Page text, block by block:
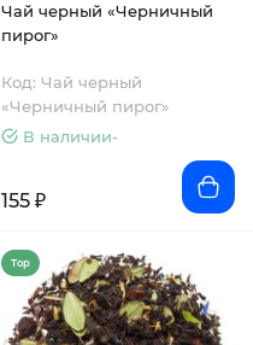
Чай черный «Черничный
пирог»
Код: Чай черный
«Черничный пирог»
В наличии-
155 ₽
Top